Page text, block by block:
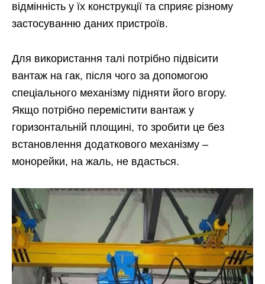
відмінність у їх конструкції та сприяє різному
застосуванню даних пристроїв.
Для використання талі потрібно підвісити
вантаж на гак, після чого за допомогою
спеціального механізму підняти його вгору.
Якщо потрібно перемістити вантаж у
горизонтальній площині, то зробити це без
встановлення додаткового механізму –
монорейки, на жаль, не вдасться.